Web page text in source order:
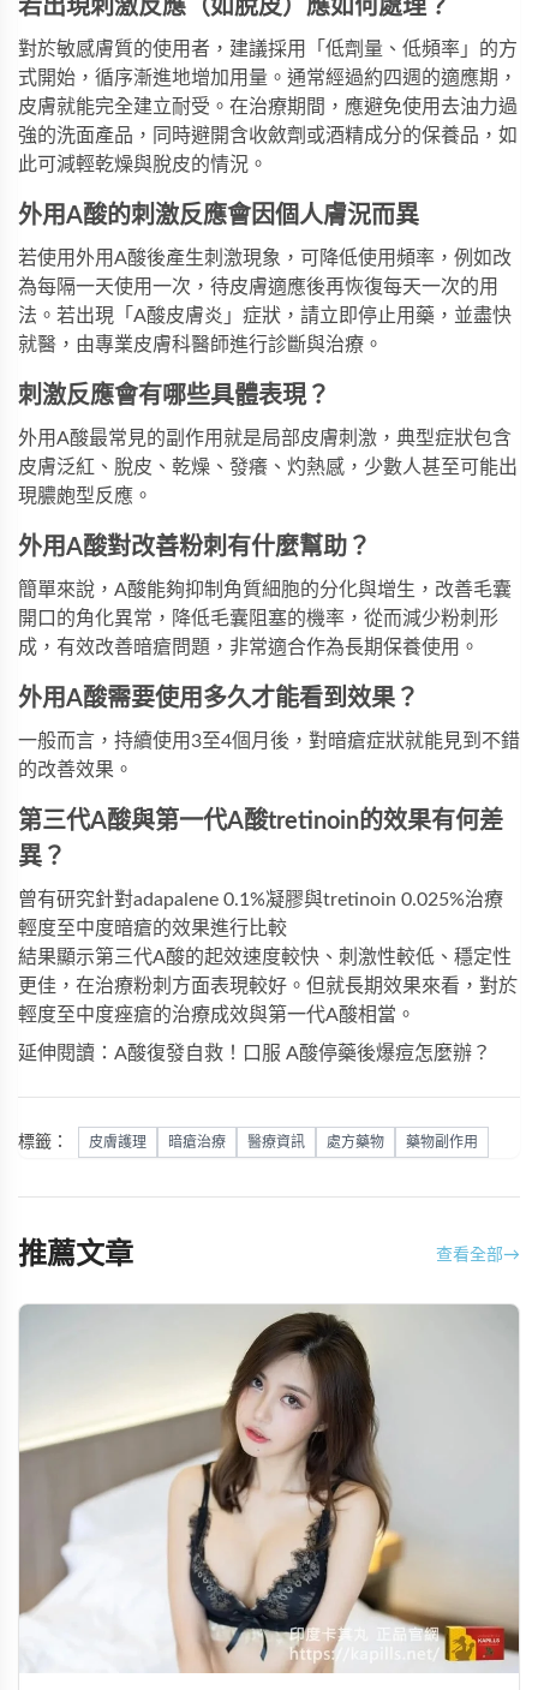
若出現刺激反應（如脫皮）應如何處理？
對於敏感膚質的使用者，建議採用「低劑量、低頻率」的方
式開始，循序漸進地增加用量。通常經過約四週的適應期，
皮膚就能完全建立耐受。在治療期間，應避免使用去油力過
強的洗面產品，同時避開含收斂劑或酒精成分的保養品，如
此可減輕乾燥與脫皮的情況。
外用A酸的刺激反應會因個人膚況而異
若使用外用A酸後產生刺激現象，可降低使用頻率，例如改
為每隔一天使用一次，待皮膚適應後再恢復每天一次的用
法。若出現「A酸皮膚炎」症狀，請立即停止用藥，並盡快
就醫，由專業皮膚科醫師進行診斷與治療。
刺激反應會有哪些具體表現？
外用A酸最常見的副作用就是局部皮膚刺激，典型症狀包含
皮膚泛紅、脫皮、乾燥、發癢、灼熱感，少數人甚至可能出
現膿皰型反應。
外用A酸對改善粉刺有什麼幫助？
簡單來說，A酸能夠抑制角質細胞的分化與增生，改善毛囊
開口的角化異常，降低毛囊阻塞的機率，從而減少粉刺形
成，有效改善暗瘡問題，非常適合作為長期保養使用。
外用A酸需要使用多久才能看到效果？
一般而言，持續使用3至4個月後，對暗瘡症狀就能見到不錯
的改善效果。
第三代A酸與第一代A酸tretinoin的效果有何差
異？
曾有研究針對adapalene 0.1%凝膠與tretinoin 0.025%治療
輕度至中度暗瘡的效果進行比較
結果顯示第三代A酸的起效速度較快、刺激性較低、穩定性
更佳，在治療粉刺方面表現較好。但就長期效果來看，對於
輕度至中度痤瘡的治療成效與第一代A酸相當。
延伸閱讀：A酸復發自救！口服 A酸停藥後爆痘怎麼辦？
標籤： 皮膚護理 暗瘡治療 醫療資訊 處方藥物 藥物副作用
推薦文章 查看全部→